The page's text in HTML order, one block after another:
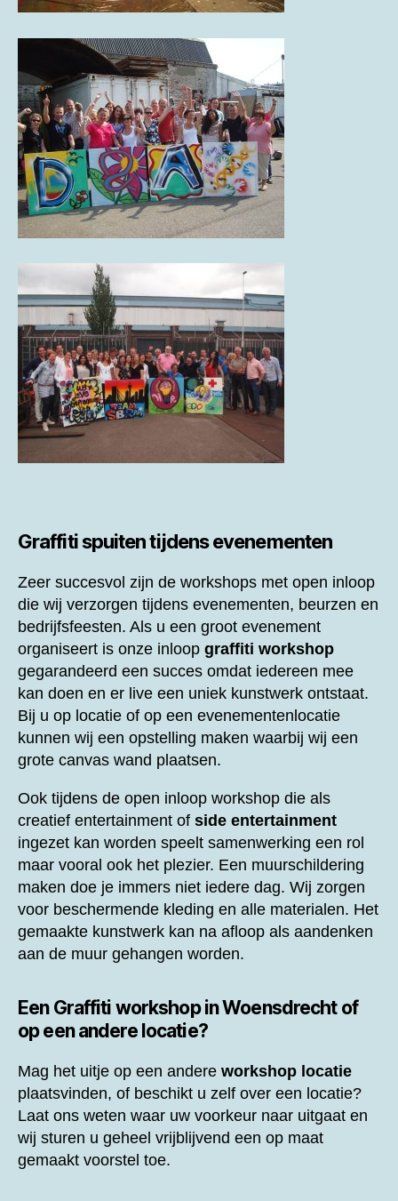
Graffiti spuiten tijdens evenementen
Zeer succesvol zijn de workshops met open inloop
die wij verzorgen tijdens evenementen, beurzen en
bedrijfsfeesten. Als u een groot evenement
organiseert is onze inloop graffiti workshop
gegarandeerd een succes omdat iedereen mee
kan doen en er live een uniek kunstwerk ontstaat.
Bij u op locatie of op een evenementenlocatie
kunnen wij een opstelling maken waarbij wij een
grote canvas wand plaatsen.
Ook tijdens de open inloop workshop die als
creatief entertainment of side entertainment
ingezet kan worden speelt samenwerking een rol
maar vooral ook het plezier. Een muurschildering
maken doe je immers niet iedere dag. Wij zorgen
voor beschermende kleding en alle materialen. Het
gemaakte kunstwerk kan na afloop als aandenken
aan de muur gehangen worden.
Een Graffiti workshop in Woensdrecht of
op een andere locatie?
Mag het uitje op een andere workshop locatie
plaatsvinden, of beschikt u zelf over een locatie?
Laat ons weten waar uw voorkeur naar uitgaat en
wij sturen u geheel vrijblijvend een op maat
gemaakt voorstel toe.